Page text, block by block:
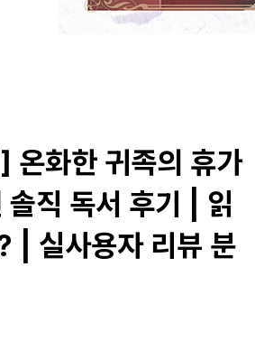
온화한 귀족의 휴가
솔직 독서 후기 | 읽
| 실사용자 리뷰 분